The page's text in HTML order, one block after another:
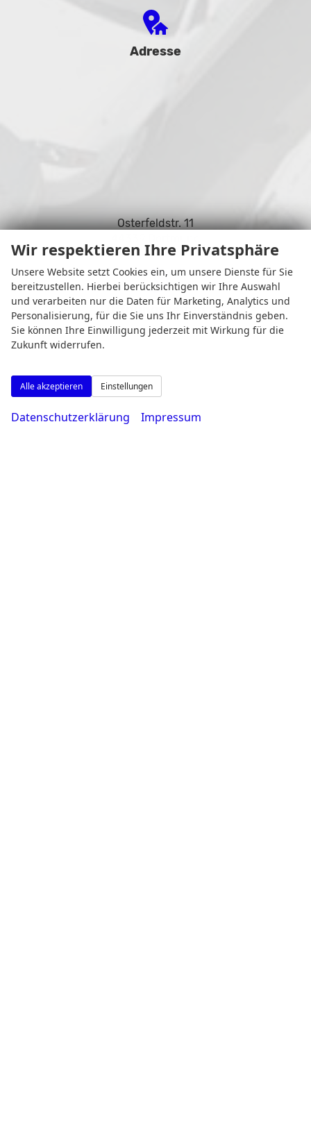
Adresse
Osterfeldstr. 11
Öffnungszeiten
Wir respektieren Ihre Privatsphäre
Unsere Website setzt Cookies ein, um unsere Dienste für Sie
bereitzustellen. Hierbei berücksichtigen wir Ihre Auswahl
und verarbeiten nur die Daten für Marketing, Analytics und
Personalisierung, für die Sie uns Ihr Einverständnis geben.
Sie können Ihre Einwilligung jederzeit mit Wirkung für die
Zukunft widerrufen.
Alle akzeptieren Einstellungen
Datenschutzerklärung Impressum